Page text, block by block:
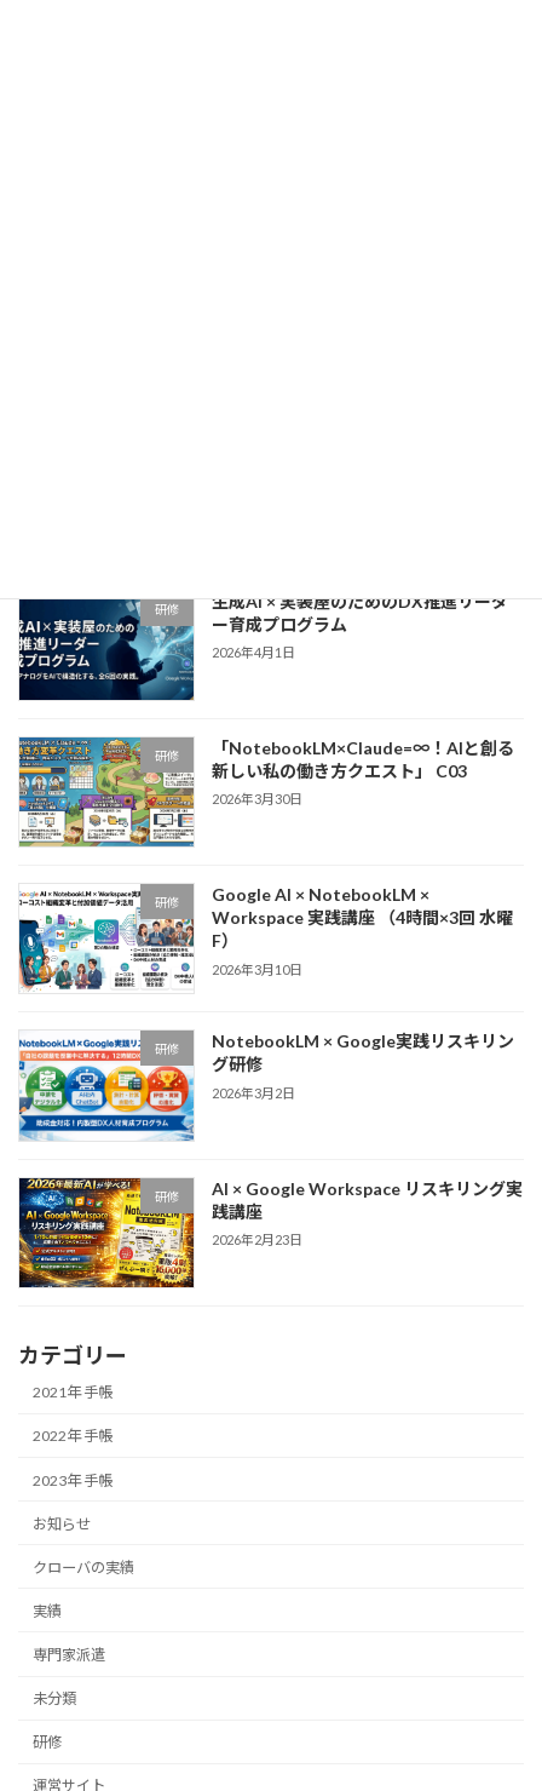
研修
生成AI × 実装屋のためのDX推進リーダ
ー育成プログラム
2026年4月1日
研修
「NotebookLM×Claude=∞！AIと創る
新しい私の働き方クエスト」 C03
2026年3月30日
研修
Google AI × NotebookLM ×
Workspace 実践講座 （4時間×3回 水曜
F）
2026年3月10日
研修
NotebookLM × Google実践リスキリン
グ研修
2026年3月2日
研修
AI × Google Workspace リスキリング実
践講座
2026年2月23日
カテゴリー
2021年 手帳
2022年 手帳
2023年 手帳
お知らせ
クローバの実績
実績
専門家派遣
未分類
研修
運営サイト